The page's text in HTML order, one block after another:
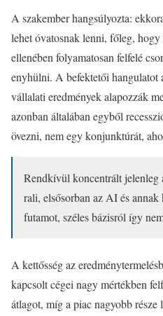
A szakember hangsúlyozta:
lehet óvatosnak lenni, főleg,
ellenében folyamatosan felfelé
enyhülni. A befektetői hangulatot
vállalati eredmények alapozzák
azonban általában egyből
övezni, nem egy konjunktúrát,
Rendkívül koncentrált jelenleg
rali, elsősorban az AI és
futamot, széles bázisról így
A kettősség az
kapcsolt cégei nagy mértékben
átlagot, míg a piac nagyobb